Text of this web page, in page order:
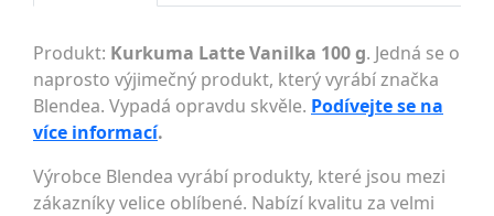
Produkt: Kurkuma Latte Vanilka 100 g. Jedná se o
naprosto výjimečný produkt, který vyrábí značka
Blendea. Vypadá opravdu skvěle. Podívejte se na
více informací.
Výrobce Blendea vyrábí produkty, které jsou mezi
zákazníky velice oblíbené. Nabízí kvalitu za velmi